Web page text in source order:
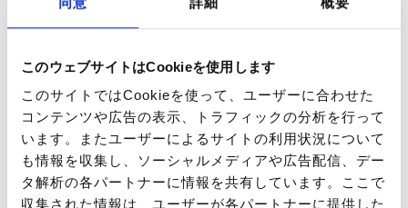
このウェブサイトはCookieを使用します
このサイトではCookieを使って、ユーザーに合わせた
コンテンツや広告の表示、トラフィックの分析を行って
います。またユーザーによるサイトの利用状況について
も情報を収集し、ソーシャルメディアや広告配信、デー
タ解析の各パートナーに情報を共有しています。ここで
収集された情報は、ユーザーが各パートナーに提供した
จดหมายอีเลกทรอนิกส์ โปรดระบุ
เบอร์โทรศัพท์ ไม่กำหนด